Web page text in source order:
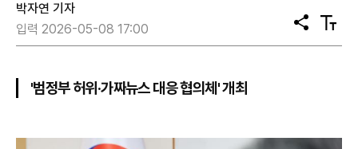
박자연 기자
입력 2026-05-08 17:00
공
유
텍
스
'범정부 허위·가짜뉴스 대응 협의체' 개최